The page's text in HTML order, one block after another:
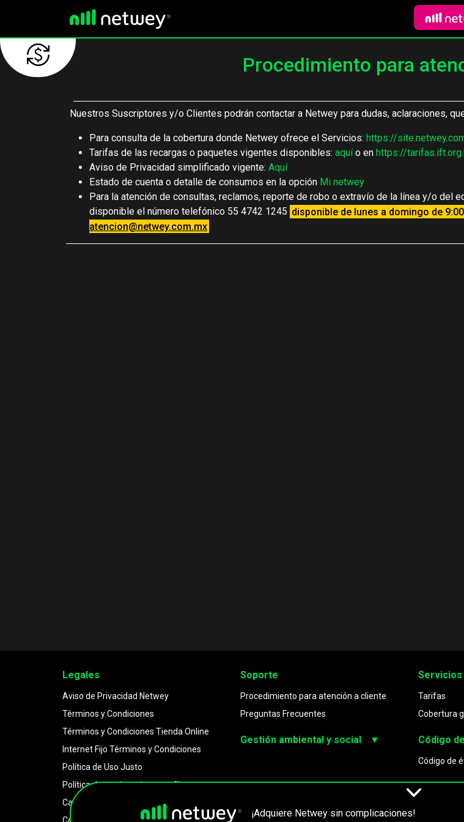
Procedimiento para
Nuestros Suscriptores y/o Clientes podrán contactar a Netwey para dudas, aclaraciones,
Para consulta de la cobertura donde Netwey ofrece el Servicios: https://
Tarifas de las recargas o paquetes vigentes disponibles: aquío en https://
Aviso de Privacidad simplificado vigente: Aquí
Estado de cuenta o detalle de consumos en la opción Mi netwey
Para la atención de consultas, reclamos, reporte de robo o extravío de la línea y/o del
disponible el número telefónico 55 4742 1245 disponible de lunes a domingo de
atencion@netwey.com.mx
¡Adquiere Netwey sin complicaciones!
Legales
Aviso de Privacidad Netwey
Términos y Condiciones
Términos y Condiciones Tienda Online
Internet Fijo Términos y Condiciones
Política de Uso Justo
Política de uso justo internet fijo
Carta de Derechos de los Usuarios
Soporte
Procedimiento para atención a cliente
Preguntas Frecuentes
Gestión ambiental y social ▼
Servicios
Tarifas
Cobertura
Código
Código de
Políticas